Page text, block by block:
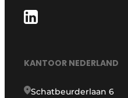
KANTOOR NEDERLAND
Schatbeurderlaan 6